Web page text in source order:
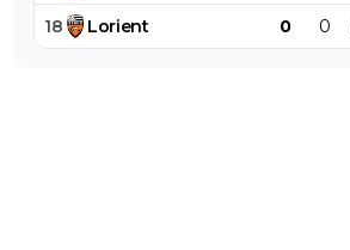
18 Lorient 0 0